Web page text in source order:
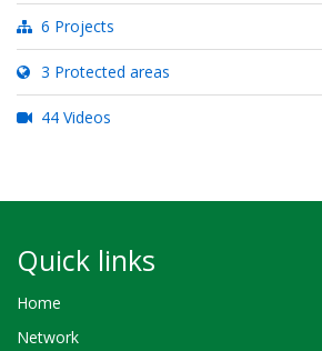
6 Projects
3 Protected areas
44 Videos
Quick links
Home
Network